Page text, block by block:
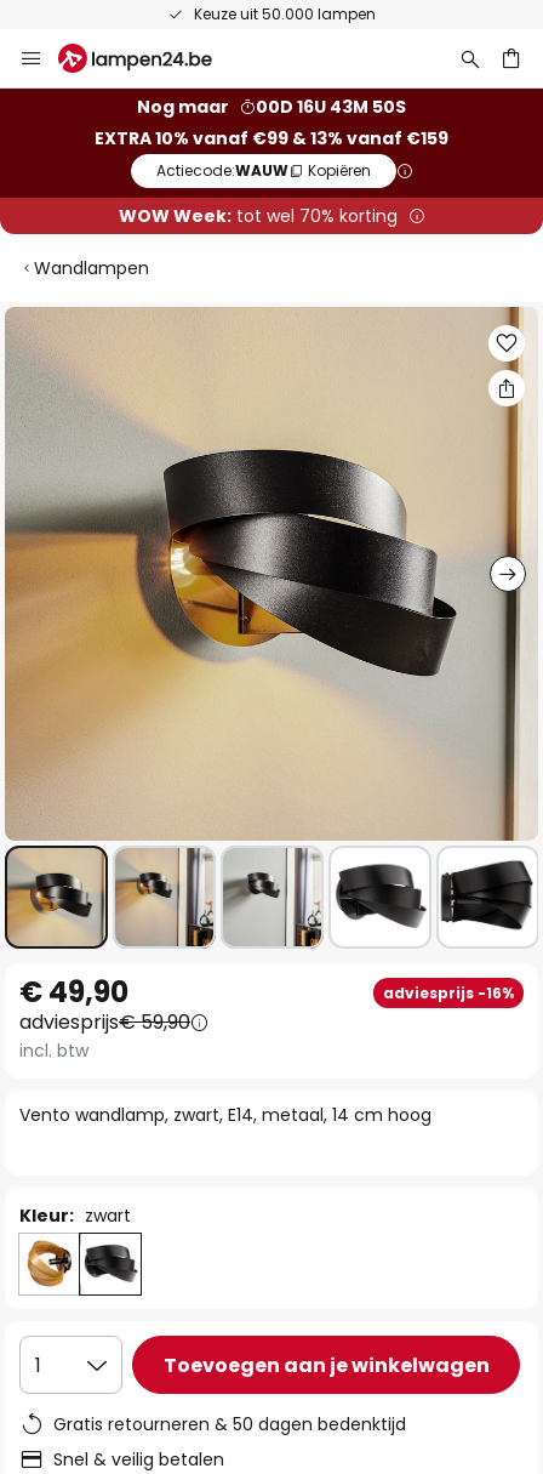
Keuze uit 50.000 lampen
naar
Nog maar
00D 16U 43M 50S
EXTRA 10% vanaf €99 & 13% vanaf €159
Actiecode:WAUW Kopiëren
WOW Week:tot wel 70% korting
Wandlampen
Ga
naar
het
einde
van
de
afbeeldingen-
gallerij
naar
het
begin
de
Vento wandlamp, zwart, E14, metaal, 14 cm hoog
€ 49,90 adviesprijs -16%
adviesprijs€ 59,90
incl. btw
Kleur: zwart
1 Toevoegen aan je winkelwagen
Gratis retourneren & 50 dagen bedenktijd
Snel & veilig betalen